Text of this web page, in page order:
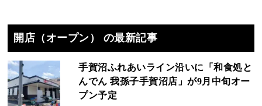
開店（オープン） の最新記事
手賀沼ふれあいライン沿いに「和食処と
んでん 我孫子手賀沼店」が9月中旬オー
プン予定